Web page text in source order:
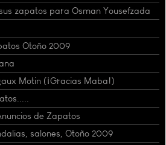
zapatos para Osman Yousefzada
Otoño 2009
Motin (¡Gracias Maba!)
de Zapatos
salones, Otoño 2009